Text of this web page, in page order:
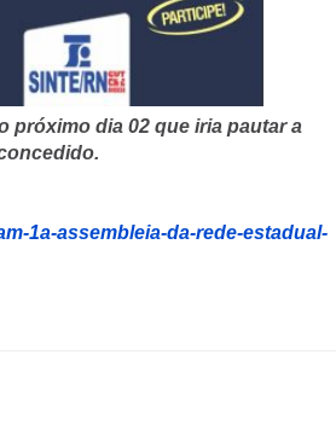
próximo dia 02 que iria pautar a
1a-assembleia-da-rede-estadual-